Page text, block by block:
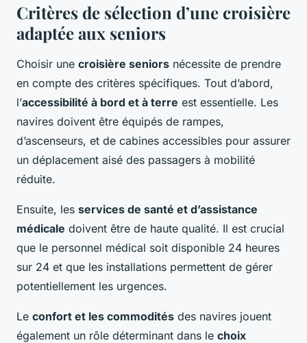
Critères de sélection d’une croisière
adaptée aux seniors
Choisir une croisière seniors nécessite de prendre
en compte des critères spécifiques. Tout d’abord,
l’accessibilité à bord et à terre est essentielle. Les
navires doivent être équipés de rampes,
d’ascenseurs, et de cabines accessibles pour assurer
un déplacement aisé des passagers à mobilité
réduite.
Ensuite, les services de santé et d’assistance
médicale doivent être de haute qualité. Il est crucial
que le personnel médical soit disponible 24 heures
sur 24 et que les installations permettent de gérer
potentiellement les urgences.
Le confort et les commodités des navires jouent
également un rôle déterminant dans le choix